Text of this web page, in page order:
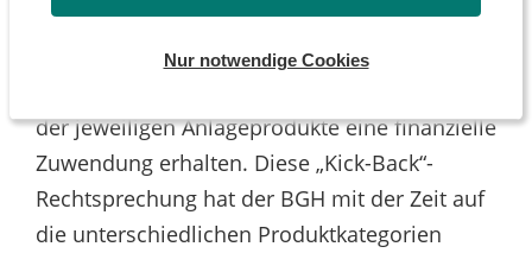
Nur notwendige Cookies
Finanzdienstleister ihre Kunden darüber
informieren müssen, dass und in welcher
der jeweiligen Anlageprodukte eine finanzielle
Zuwendung erhalten. Diese „Kick-Back“-
Rechtsprechung hat der BGH mit der Zeit auf
die unterschiedlichen Produktkategorien